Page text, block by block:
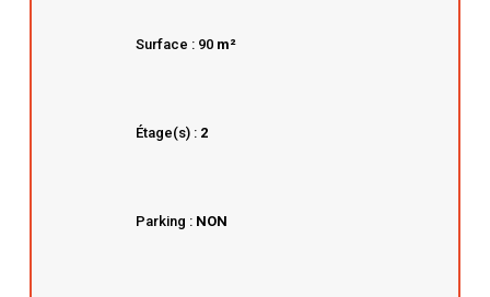
Surface : 90 m²
Étage(s) : 2
Parking : NON